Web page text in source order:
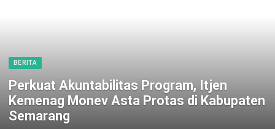
BERITA
Perkuat Akuntabilitas Program, Itjen
Kemenag Monev Asta Protas di Kabupaten
Semarang